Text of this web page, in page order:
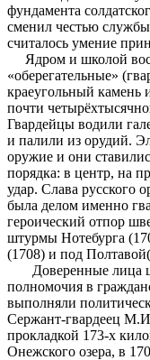
фундамента
сменил честью
считалось умение
Ядром и школой
«оберегательные»
краеугольный камень
почти
Гвардейцы водили
и палили из орудий.
оружие и они
порядка: в центр, на
удар. Слава русского
была делом именно
героический отпор
штурмы Нотебурга
(1708) и под
Доверенные лица
полномочия в
выполняли
Сержант-гвардеец
прокладкой 173-х
Онежского озера, в